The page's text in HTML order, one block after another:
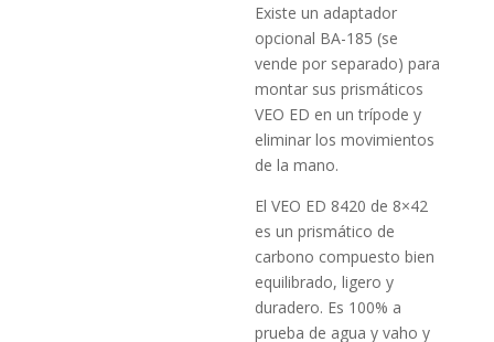
Existe un adaptador
opcional BA-185 (se
vende por separado) para
montar sus prismáticos
VEO ED en un trípode y
eliminar los movimientos
de la mano.
El VEO ED 8420 de 8×42
es un prismático de
carbono compuesto bien
equilibrado, ligero y
duradero. Es 100% a
prueba de agua y vaho y